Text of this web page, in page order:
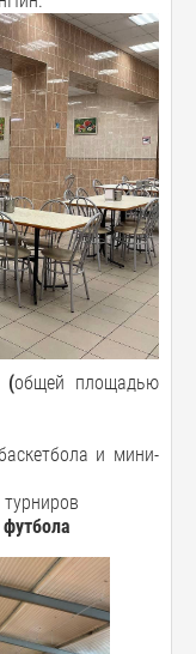
(общей площадью
и мини-